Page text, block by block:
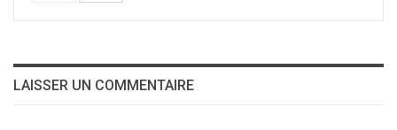
LAISSER UN COMMENTAIRE